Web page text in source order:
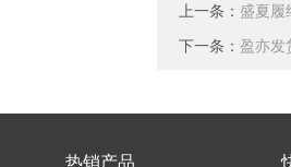
上一条： 盛夏履
下一条： 盈亦发
热销产品